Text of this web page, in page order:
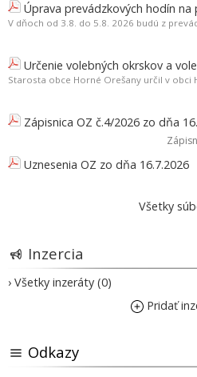
Úprava prevádzkových hodín
V dňoch od 3.8. do 5.8. 2026 budú z
Určenie volebných okrskov a
Starosta obce Horné Orešany určil v obci
Zápisnica OZ č.4/2026 zo dňa
Uznesenia OZ zo dňa 16.7.2026
Všetky
Inzercia
› Všetky inzeráty (0)
Pridať
Odkazy